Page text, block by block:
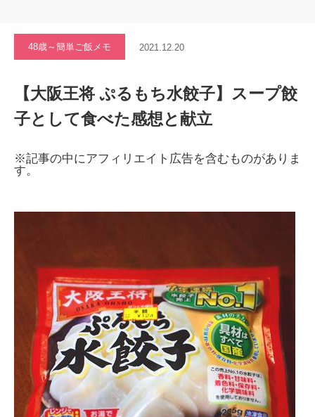
48歳～簡単ご飯メモ 2021.12.20
【大阪王将 ぷるもち水餃子】スープ餃
子として食べた感想と献立
※記事の中にアフィリエイト広告を含むものがありま
す。